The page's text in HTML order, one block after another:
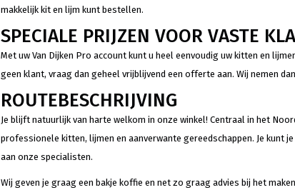
makkelijk kit en lijm kunt bestellen.
SPECIALE PRIJZEN VOOR VASTE
Met uw Van Dijken Pro account kunt u heel eenvoudig uw kitten en
geen klant, vraag dan geheel vrijblijvend een offerte aan. Wij nemen
ROUTEBESCHRIJVING
Je blijft natuurlijk van harte welkom in onze winkel! Centraal in het
professionele kitten, lijmen en aanverwante gereedschappen. Je kunt
aan onze specialisten.
Wij geven je graag een bakje koffie en net zo graag advies bij het